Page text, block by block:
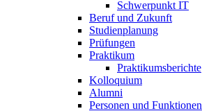
Schwerpunkt IT
Beruf und Zukunft
Studienplanung
Prüfungen
Praktikum
Praktikumsberichte
Kolloquium
Alumni
Personen und Funktionen